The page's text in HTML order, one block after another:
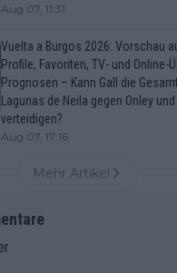
Aug 07, 11:31
Vuelta a Burgos 2026: Vorschau
Profile, Favoriten, TV- und Online-
Prognosen – Kann Gall die
Lagunas de Neila gegen Onley
verteidigen?
Aug 07, 17:16
Mehr Artikel